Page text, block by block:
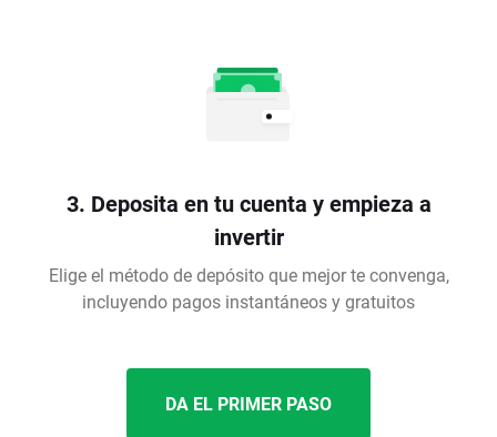
3. Deposita en tu cuenta y empieza a
invertir
Elige el método de depósito que mejor te convenga,
incluyendo pagos instantáneos y gratuitos
DA EL PRIMER PASO